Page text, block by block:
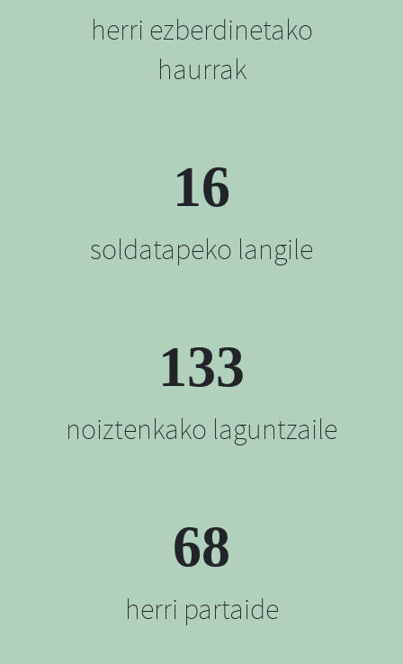
herri ezberdinetako
haurrak
16
soldatapeko langile
133
noiztenkako laguntzaile
68
herri partaide